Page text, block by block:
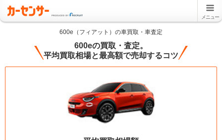
メニュー
600e（フィアット）の車買取・車査定
600eの買取・査定。
平均買取相場と最高額で売却するコツ